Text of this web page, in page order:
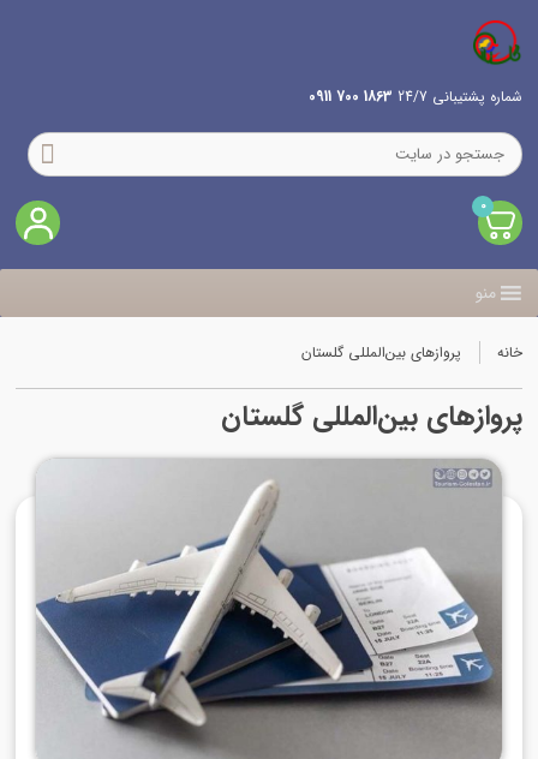
شماره پشتیبانی 24/7 1863 700 0911
0
منو
خانه پروازهای بین‌المللی گلستان
پروازهای بین‌المللی گلستان